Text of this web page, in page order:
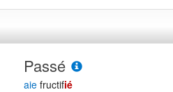
Passé
aie fructifié